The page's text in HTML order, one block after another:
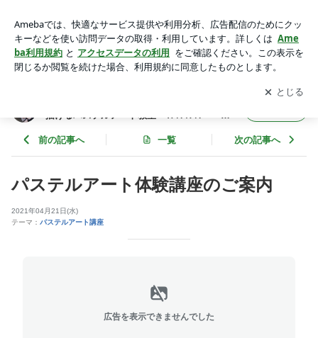
でも楽しく簡単に描けるパステルアート教室＊ＨＡＮＡ＊～菊
名・新横浜・大倉山～
アプリをダウンロードして ブログの更新通知
を受け取りまし
ょう。
開く
描けるパステルアート教室＊ＨＡＮＡ＊～菊
前の記事へ 一覧 次の記事へ
パステルアート体験講座のご案内
2021年04月21日(水)
テーマ： パステルアート講座
広告を表示できませんでした